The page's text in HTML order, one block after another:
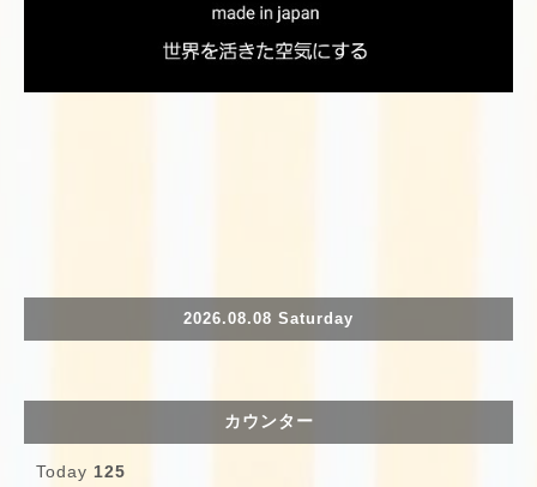
2026.08.08 Saturday
カウンター
Today 125